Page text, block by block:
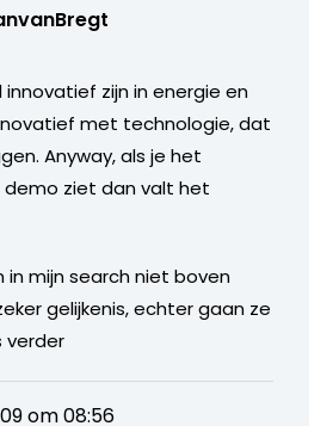
zijn in energie en
met technologie, dat
Anyway, als je het
ziet dan valt het
in mijn search niet boven
gelijkenis, echter gaan ze
verder
om 08:56